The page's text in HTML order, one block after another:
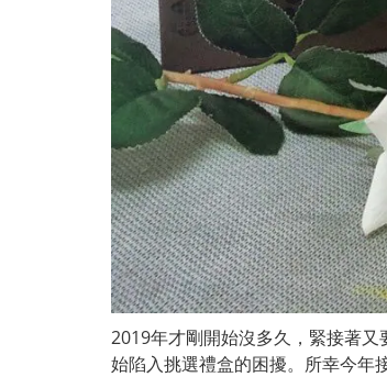
2019年才剛開始沒多久，緊接著
始陷入挑選禮盒的困擾。所幸今年